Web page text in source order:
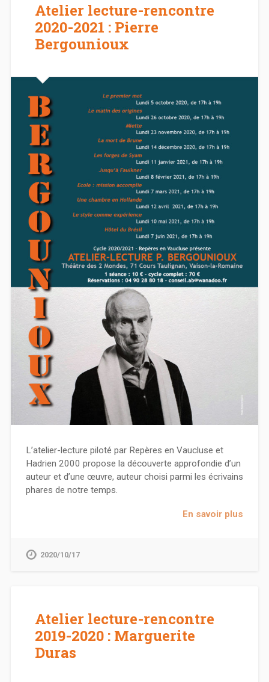
Atelier lecture-rencontre
2020-2021 : Pierre
Bergounioux
L’atelier-lecture piloté par Repères en Vaucluse et
Hadrien 2000 propose la découverte approfondie d’un
auteur et d’une œuvre, auteur choisi parmi les écrivains
phares de notre temps.
En savoir plus
2020/10/17
Atelier lecture-rencontre
2019-2020 : Marguerite
Duras